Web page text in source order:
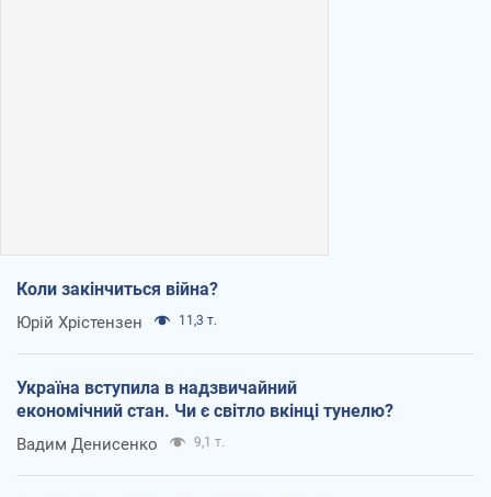
Коли закінчиться війна?
Юрій Хрістензен 11,3 т.
Україна вступила в надзвичайний
економічний стан. Чи є світло вкінці тунелю?
Вадим Денисенко 9,1 т.